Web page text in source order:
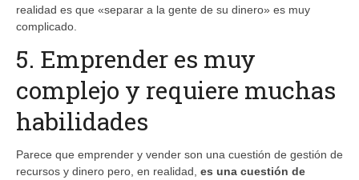
realidad es que «separar a la gente de su dinero» es muy
complicado.
5. Emprender es muy
complejo y requiere muchas
habilidades
Parece que emprender y vender son una cuestión de gestión de
recursos y dinero pero, en realidad, es una cuestión de